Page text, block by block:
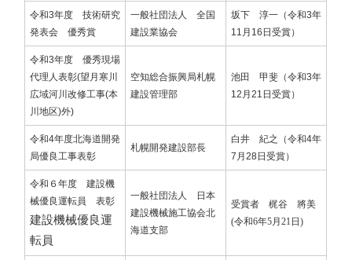
令和3年度 技術研究
発表会 優秀賞
一般社団法人 全国
建設業協会
坂下 淳一（令和3年
11月16日受賞）
令和3年度 優秀現場
代理人表彰(望月寒川
広域河川改修工事(本
川地区)外)
空知総合振興局札幌
建設管理部
池田 甲斐（令和3年
12月21日受賞）
令和4年度北海道開発
局優良工事表彰
札幌開発建設部長
白井 紀之（令和4年
7月28日受賞）
令和６年度 建設機
械優良運転員 表彰
建設機械優良運
転員
一般社団法人 ​日本
建設機械施工協会北
海道支部
受賞者 梶谷 將美
(令和6年5月21日)